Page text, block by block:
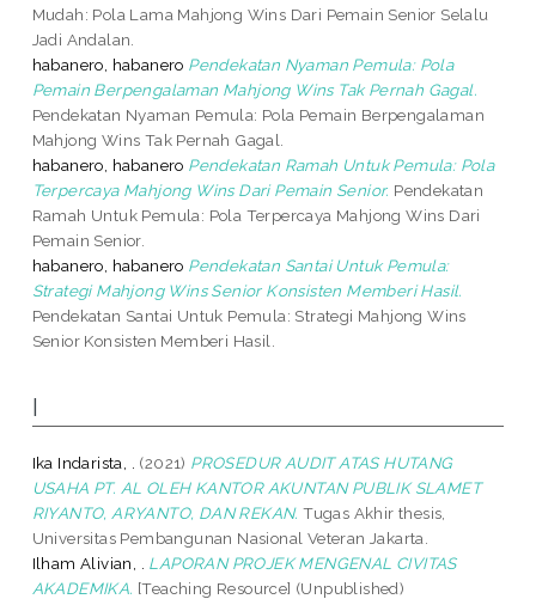
Mudah: Pola Lama Mahjong Wins Dari Pemain Senior Selalu
Jadi Andalan.
habanero, habanero Pendekatan Nyaman Pemula: Pola
Pemain Berpengalaman Mahjong Wins Tak Pernah Gagal.
Pendekatan Nyaman Pemula: Pola Pemain Berpengalaman
Mahjong Wins Tak Pernah Gagal.
habanero, habanero Pendekatan Ramah Untuk Pemula: Pola
Terpercaya Mahjong Wins Dari Pemain Senior. Pendekatan
Ramah Untuk Pemula: Pola Terpercaya Mahjong Wins Dari
Pemain Senior.
habanero, habanero Pendekatan Santai Untuk Pemula:
Strategi Mahjong Wins Senior Konsisten Memberi Hasil.
Pendekatan Santai Untuk Pemula: Strategi Mahjong Wins
Senior Konsisten Memberi Hasil.
I
Ika Indarista, . (2021) PROSEDUR AUDIT ATAS HUTANG
USAHA PT. AL OLEH KANTOR AKUNTAN PUBLIK SLAMET
RIYANTO, ARYANTO, DAN REKAN. Tugas Akhir thesis,
Universitas Pembangunan Nasional Veteran Jakarta.
Ilham Alivian, .
LAPORAN PROJEK MENGENAL CIVITAS
AKADEMIKA. [Teaching Resource] (Unpublished)